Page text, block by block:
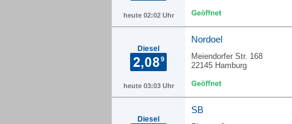
heute 02:02 Uhr
Diesel
heute 03:03 Uhr
Nordoel
Meiendorfer Str. 168
22145 Hamburg
Diesel
SB